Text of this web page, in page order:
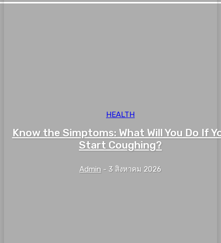
HEALTH
Know the Simptoms: What Will You Do If
Start Coughing?
Admin - 3 สิงหาคม 2026